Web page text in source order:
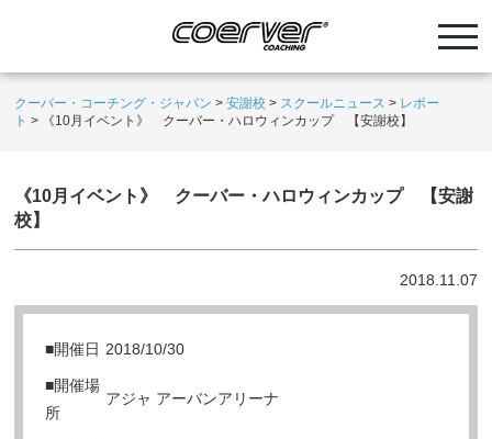
クーバー・コーチング・ジャパン >安謝校 > スクールニュース > レポー
ト > 《10月イベント》 クーバー・ハロウィンカップ 【安謝校】
《10月イベント》 クーバー・ハロウィンカップ 【安謝
校】
2018.11.07
■開催日 2018/10/30
■開催場
所
アジャ アーバンアリーナ